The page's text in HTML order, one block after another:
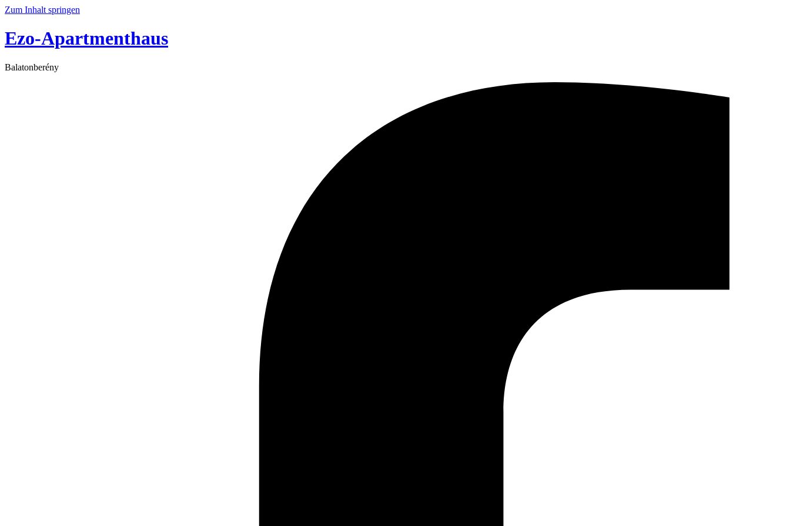
Zum Inhalt springen
Ezo-Apartmenthaus
Balatonberény